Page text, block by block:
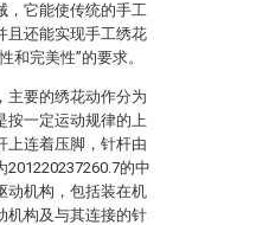
，它能使传统的手工
且还能实现手工绣花
和完美性”的要求。
主要的绣花动作分为
按一定运动规律的上
上连着压脚，针杆由
的中
动机构，包括装在机
机构及与其连接的针